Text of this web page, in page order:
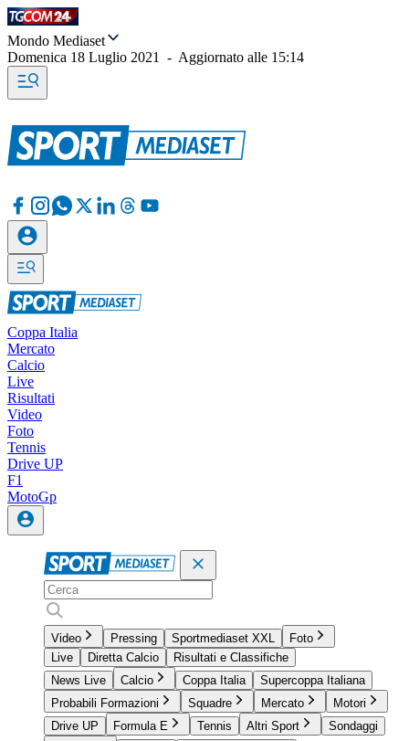
Mondo Mediaset
Domenica 18 Luglio 2021
- Aggiornato alle 15:14
Coppa Italia
Mercato
Calcio
Live
Risultati
Video
Foto
Tennis
Drive UP
F1
MotoGp
Video Pressing Sportmediaset XXL
Foto
Live
Diretta Calcio
Risultati e Classifiche
News Live
Calcio Coppa Italia
Supercoppa Italiana
Probabili Formazioni
Squadre Mercato
Motori
Drive UP
Formula E Tennis Altri Sport
Sondaggi